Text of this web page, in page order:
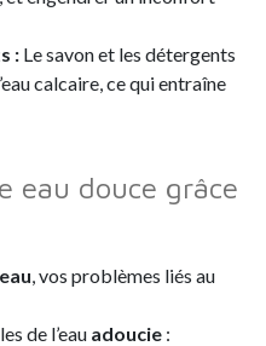
: Le savon et les détergents
calcaire, ce qui entraîne
eau douce grâce
, vos problèmes liés au
de l’eau adoucie :